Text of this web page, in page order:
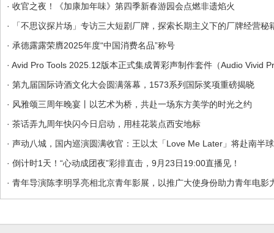
· 收官之夜！《加康加年味》第四季新春游园会点燃非遗焰火
· 「不思议探片场」专访三大短剧厂牌，探索长期主义下的厂牌经营秘
· 承德露露荣膺2025年度“中国消费名品”称号
· Avid Pro Tools 2025.12版本正式集成菁彩声制作套件（Audio Vivid
· 第九届国际诗酒文化大会圆满落幕，1573系列国际奖项重磅揭晓
· 风雅颂三周年晚宴丨以艺术为桥，共赴一场东方美学的时光之约
· 茶话弄九周年快闪今日启动，用桂花装点西安地标
· 声动八城，国内巡演圆满收官：王以太「Love Me Later」将赴南半
· 倒计时1天！“心动成团夜”彩排直击，9月23日19:00直播见！
· 青年导演陈李明孚亮相北京青年影展，以推广大使身份助力青年电影